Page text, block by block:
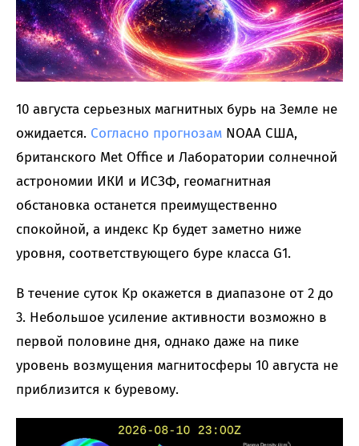
10 августа серьезных магнитных бурь на Земле не
ожидается. Согласно прогнозам NOAA США,
британского Met Office и Лаборатории солнечной
астрономии ИКИ и ИСЗФ, геомагнитная
обстановка останется преимущественно
спокойной, а индекс Kp будет заметно ниже
уровня, соответствующего буре класса G1.
В течение суток Kp окажется в диапазоне от 2 до
3. Небольшое усиление активности возможно в
первой половине дня, однако даже на пике
уровень возмущения магнитосферы 10 августа не
приблизится к буревому.